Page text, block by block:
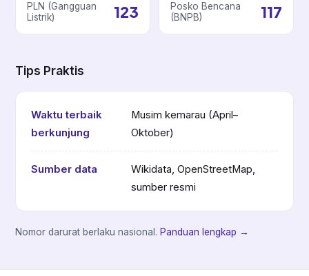
PLN (Gangguan
Listrik)
123
Posko Bencana
(BNPB)
117
Tips Praktis
Waktu terbaik
berkunjung
Musim kemarau (April–
Oktober)
Sumber data
Wikidata, OpenStreetMap,
sumber resmi
Nomor darurat berlaku nasional. Panduan lengkap →